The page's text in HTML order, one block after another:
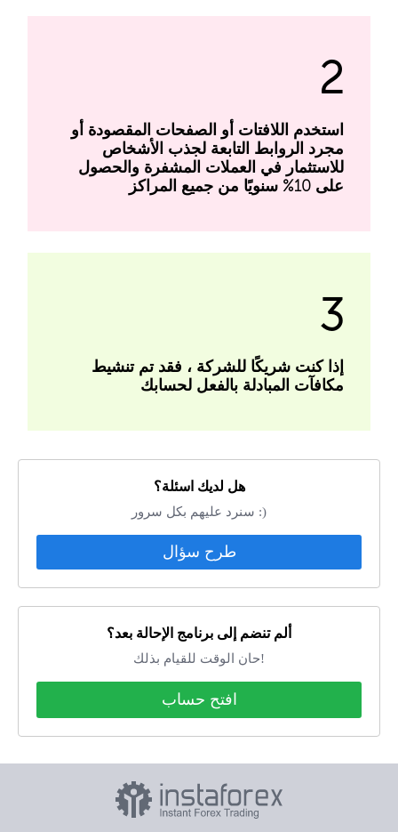
2
استخدم اللافتات أو الصفحات المقصودة أو
مجرد الروابط التابعة لجذب الأشخاص
للاستثمار في العملات المشفرة والحصول
على 10% سنويًا من جميع المراكز
3
إذا كنت شريكًا للشركة ، فقد تم تنشيط
مكافآت المبادلة بالفعل لحسابك
هل لديك اسئلة؟
سنرد عليهم بكل سرور :)
طرح سؤال
ألم تنضم إلى برنامج الإحالة بعد؟
حان الوقت للقيام بذلك!
افتح حساب